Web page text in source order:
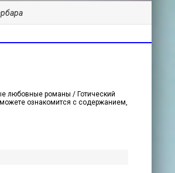
любовные романы / Готический
ознакомится с содержанием,